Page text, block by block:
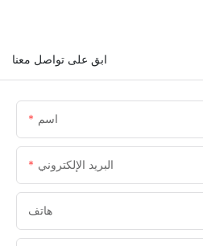
ابق على تواصل معنا
اسم
البريد الإلكتروني
هاتف